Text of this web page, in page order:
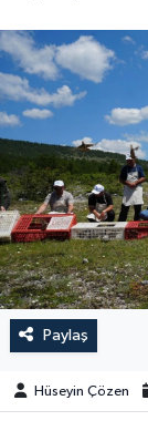
Paylaş
Hüseyin Çözen